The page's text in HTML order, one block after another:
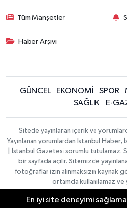
Tüm Manşetler
Haber Arşivi
GÜNCEL EKONOMİ SPOR
SAĞLIK
E-
Sitede yayınlanan içerik ve
Yayınlanan yorumlardan İstanbul Haber,
| İstanbul Gazetesi sorumlu tutulamaz.
bir sayfada açılır. Sitemizde
fotoğraflar izin alınmaksızın kaynak
ortamda kullanılamaz ve
En iyi site deneyimi